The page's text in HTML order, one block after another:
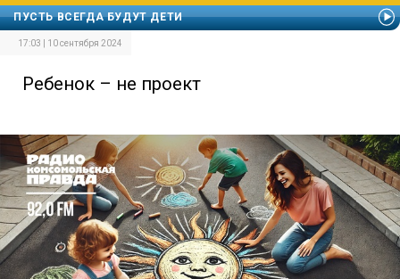
ПУСТЬ ВСЕГДА БУДУТ ДЕТИ
17:03 | 10 сентября 2024
Ребенок – не проект